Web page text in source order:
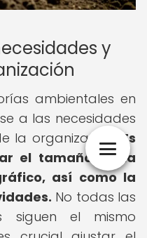
y
ambientales en
a las necesidades
la organización. Es
el tamaño de la
así como la
No todas las
siguen el mismo